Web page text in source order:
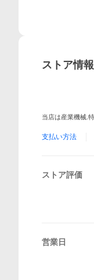
ストア情報
当店は産業機械.
支払い方法
ストア評価
営業日